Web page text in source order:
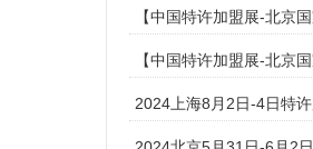
【中国特许加盟展-北京
【中国特许加盟展-北京
2024上海8月2日-4日特